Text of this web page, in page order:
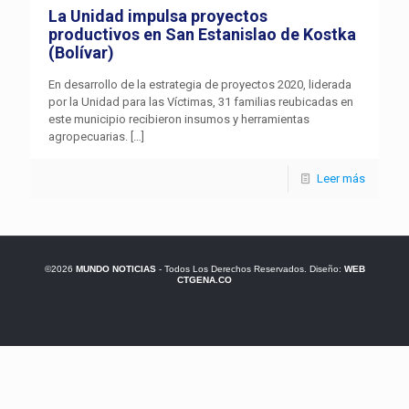
La Unidad impulsa proyectos
productivos en San Estanislao de Kostka
(Bolívar)
En desarrollo de la estrategia de proyectos 2020, liderada
por la Unidad para las Víctimas, 31 familias reubicadas en
este municipio recibieron insumos y herramientas
agropecuarias. […]
Leer más
©2026 MUNDO NOTICIAS- Todos Los Derechos Reservados. Diseño: WEB
CTGENA.CO